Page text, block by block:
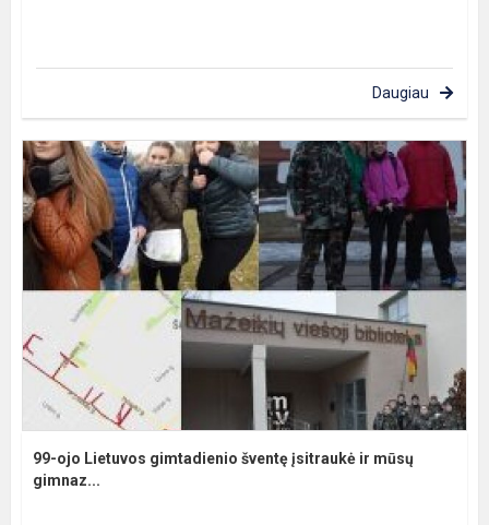
Daugiau
99-ojo Lietuvos gimtadienio šventę įsitraukė ir mūsų
gimnaz...